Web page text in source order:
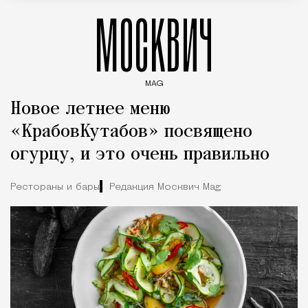
МОСКВИЧ
MAG
Новое летнее меню
«КрабовКутабов» посвящено
огурцу, и это очень правильно
Рестораны и бары Редакция Москвич Mag